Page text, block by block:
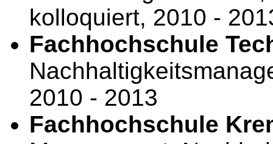
kolloquiert, 2010 -
Fachhochschule
2010 - 2013
Fachhochschule